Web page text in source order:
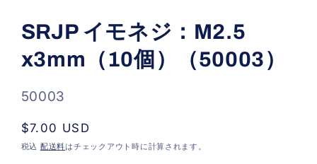
ダ
ル
で
メ
ィ
ア
を
開
く
SRJP イモネジ：M2.5
x3mm（10個）（50003）
SKU:
50003
通
常
$7.00 USD
税込 配送料はチェックアウト時に計算されます。